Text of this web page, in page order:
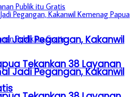
Jadi Pegangan, Kakanwil
Tekankan 38 Layanan
Jadi Pegangan, Kakanwil